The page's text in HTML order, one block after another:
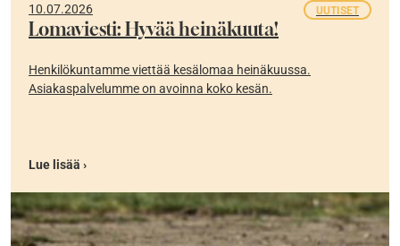
10.07.2026 UUTISET
Lomaviesti: Hyvää heinäkuuta!
Henkilökuntamme viettää kesälomaa heinäkuussa.
Asiakaspalvelumme on avoinna koko kesän.
Lue lisää ›